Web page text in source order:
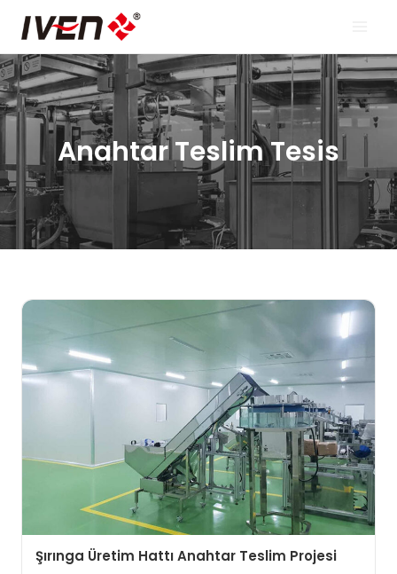
Anahtar Teslim Tesis
Şırınga Üretim Hattı Anahtar Teslim Projesi